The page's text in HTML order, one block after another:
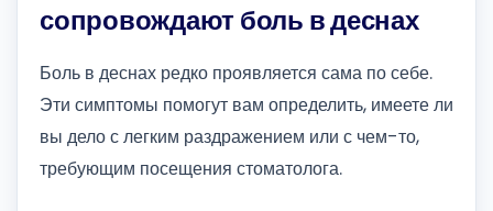
сопровождают боль в деснах
Боль в деснах редко проявляется сама по себе.
Эти симптомы помогут вам определить, имеете ли
вы дело с легким раздражением или с чем-то,
требующим посещения стоматолога.